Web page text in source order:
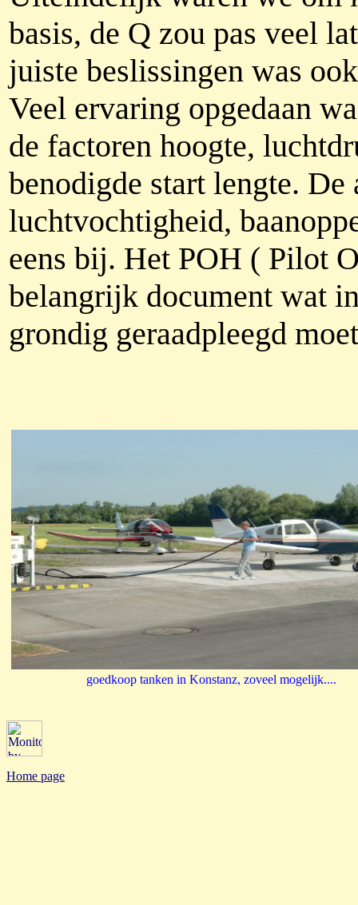
basis, de Q zou pas veel
juiste beslissingen was
Veel ervaring opgedaan
de factoren hoogte,
benodigde start lengte. De
luchtvochtigheid,
eens bij. Het POH ( Pilot
belangrijk document wat
grondig geraadpleegd
goedkoop tanken in Konstanz, zoveel mogelijk....
Home page